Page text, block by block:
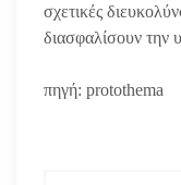
σχετικές
διασφαλίσουν την
πηγή: protothema